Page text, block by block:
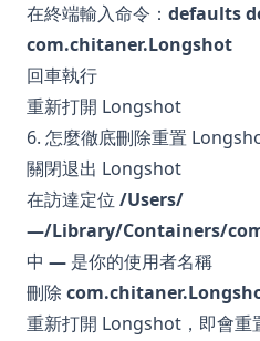
在終端輸入命令： defaults
com.chitaner.Longshot
回車執行
重新打開 Longshot
6. 怎麼徹底刪除重置
關閉退出 Longshot
在訪達定位 /Users/
—/Library/Containers/
中 — 是你的使用者名稱
刪除
重新打開 Longshot，即會重